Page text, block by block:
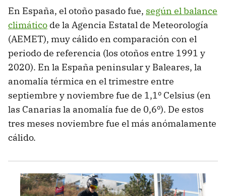
En España, el otoño pasado fue, según el balance
climático de la Agencia Estatal de Meteorología
(AEMET), muy cálido en comparación con el
periodo de referencia (los otoños entre 1991 y
2020). En la España peninsular y Baleares, la
anomalía térmica en el trimestre entre
septiembre y noviembre fue de 1,1º Celsius (en
las Canarias la anomalía fue de 0,6º). De estos
tres meses noviembre fue el más anómalamente
cálido.